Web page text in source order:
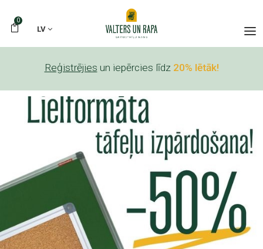
0
LV
Reģistrējies un iepērcies līdz 20% lētāk!